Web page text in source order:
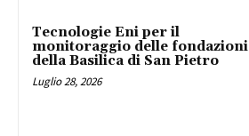
Tecnologie Eni per il
monitoraggio delle fondazioni
della Basilica di San Pietro
Luglio 28, 2026